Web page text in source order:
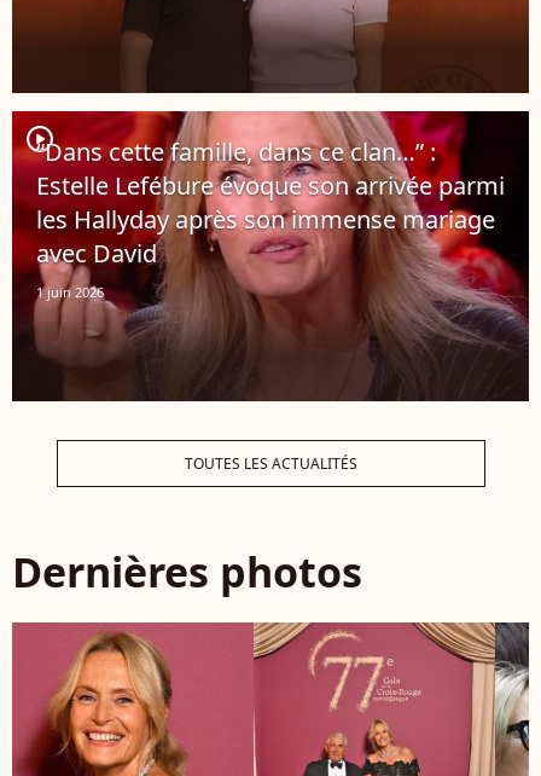
player2
“Dans cette famille, dans ce clan…” :
Estelle Lefébure évoque son arrivée parmi
les Hallyday après son immense mariage
avec David
1 juin 2026
TOUTES LES ACTUALITÉS
Dernières photos